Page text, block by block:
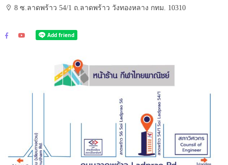
8 ซ.ลาดพร้าว 54/1 ถ.ลาดพร้าว วังทองหลาง กทม. 10310